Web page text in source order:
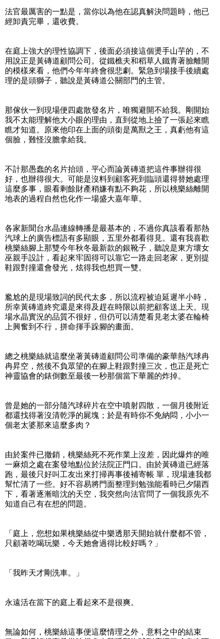
法官最厲害的一點是，當你以為他在認真解決問題時，他已
經卸責完畢，還收費。
在庭上強大的理性協調下，後面必須接這個燙手山芋的，不
用說正是黃磚道顧問公司。從鐵樵夫和稻草人鐵青著臉離開
的模樣來看，他們今年年終會很悲劇。緊急到場接手後續處
理的是頭獅子，聽說是黃磚道公關部門的主管。
那傢伙一到現場便四處散發名片，唯獨避開不給我。剛開始
我不太能理解他大小眼的理由，直到從地上撿了一張起來瞧
瞧才知道。原來他印在上面的頭銜是萬獸之王，真虧他有這
個臉，難怪沒膽拿給我。
不計那愚蠢的名片抬頭，平心而論黃磚道把這件事辦得很
好，也辦得很大。可能是沒料到顧客死到臨頭還得替她處理
這麼多事，眼看剩餘財產稍嫌有點不夠花，所以桃樂絲離開
地表的過程自然也化作一場盛大嘉年華。
各家新聞台水晶連線轉播是最基本的，不過你真該看看那熱
汽球上的廣告標語有多顯眼，五里外都看得見。還有我喜歡
桃樂絲腳上那雙今年秋冬最新款的銀靴子，聽說是東方壞女
巫親手設計，看起來牢固得可以靠它一路走回老家，更別提
鞋跟對撞還會發光，炫得我也想買一雙。
尷尬的是現場致詞的民代太多，所以流程被迫延遲半小時，
所幸黃磚道終究還是來得及趕在時限以前把顧客送上天。現
場水晶實況的品質不很好，但仍可以清楚看見老太婆在輪椅
上興奮到不行，拼命揮手跺腳的畫面。
總之桃樂絲就這麼坐著黃磚道顧問公司準備的豪華熱汽球冉
冉昇空，然後不負眾望的在腳上鞋跟對撞三次，也正是死亡
神靈協會的錶倒數至最後一秒那個當下華麗的炸掉。
曾是她的一部分隨汽球碎片在空中噴射四散，一個月後附近
都還找得著沒清乾淨的屍塊；於是有時你不免納悶，小小一
個老太婆那來這麼多肉？
由於案件已撤銷，桃樂絲死不死作業上沒差，因此爆炸的唯
一麻煩之處在案發地點位於法院正門口。由於黃磚道已經落
跑，最後只好叫工友出來打掃再事後補寄帳 單，現場連我都
幫忙清了一些。好不容易將門面整理到勉強能看時已夕陽西
下，看著逐漸暗沈的天空，我突然向法官問了一個我原先不
知道自己有在想的問題。
「庭上，您想如果桃樂絲從中樂透那天開始就什麼都不管，
只顧著吃喝玩樂，今天她會過得比較好嗎？」
「我昨天才剛洗車。」
永遠活在當下的庭上看起來不是很爽。
無論如何，桃樂絲這事便這麼情理之外，意料之中的結束